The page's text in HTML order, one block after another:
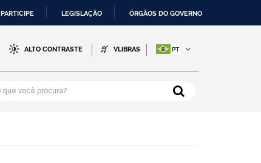
PARTICIPE LEGISLAÇÃO ÓRGÃOS DO GOVERNO
ALTO CONTRASTE VLIBRAS